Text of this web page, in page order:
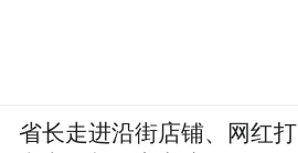
省长走进沿街店铺、网红打